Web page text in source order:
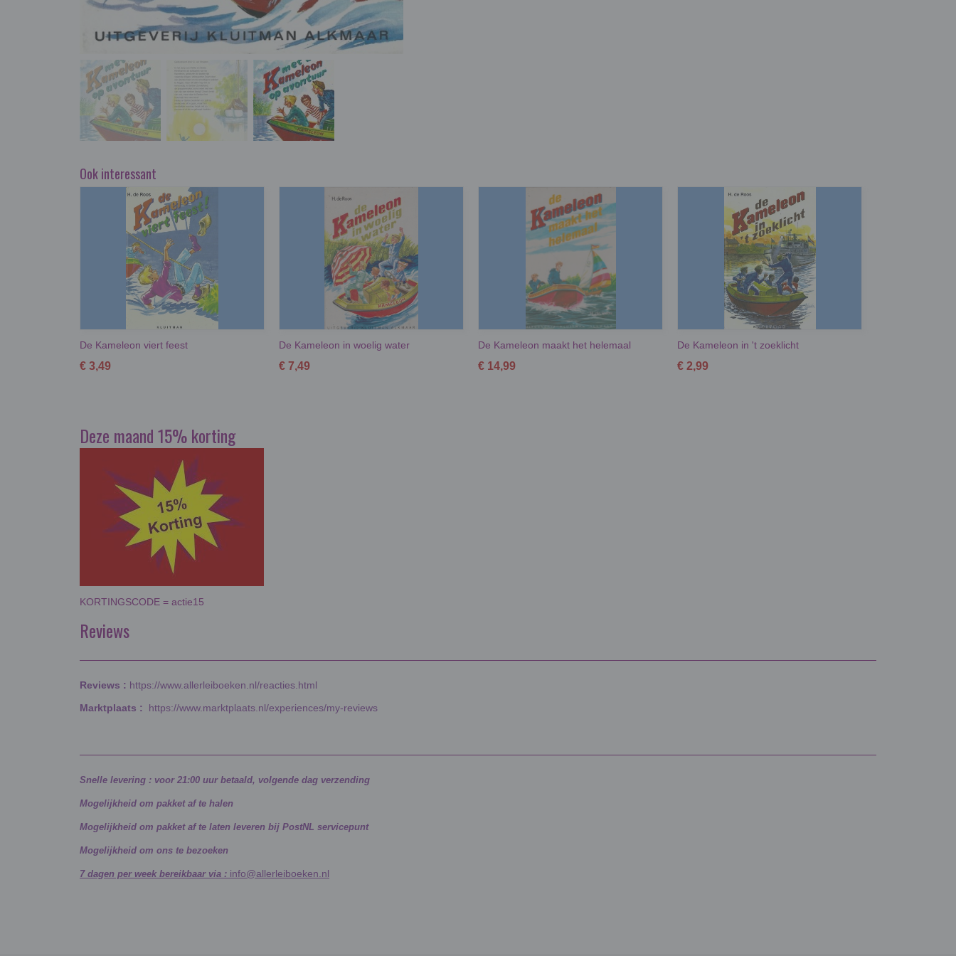
Ook interessant
De Kameleon viert feest
€ 3,49
De Kameleon in woelig water
€ 7,49
De Kameleon maakt het helemaal
€ 14,99
De Kameleon in 't zoeklicht
€ 2,99
Deze maand 15% korting
KORTINGSCODE = actie15
Reviews
Reviews : https://www.allerleiboeken.nl/reacties.html
Marktplaats : https://www.marktplaats.nl/experiences/my-reviews
Snelle levering : voor 21:00 uur betaald, volgende dag verzending
Mogelijkheid om pakket af te halen
Mogelijkheid om pakket af te laten leveren bij PostNL servicepunt
Mogelijkheid om ons te bezoeken
7 dagen per week bereikbaar via : info@allerleiboeken.nl